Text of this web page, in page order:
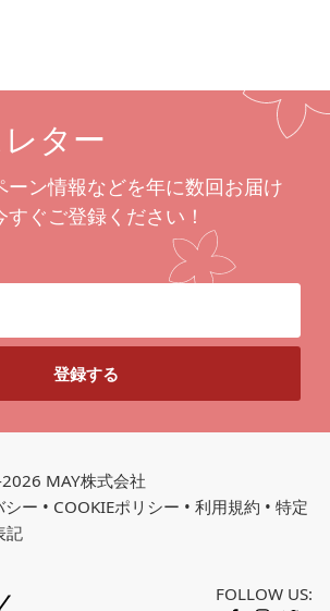
ター
ーン情報などを年に数回お届け
すぐご登録ください！
MAY株式会社
シー • COOKIEポリシー • 利用規約 • 特定
記
FOLLOW US: